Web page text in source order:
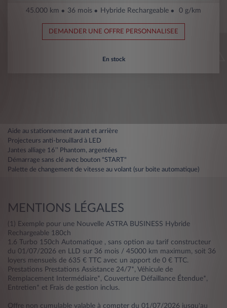
45.000 km 36 mois Hybride Rechargeable 0 g/km
DEMANDER UNE OFFRE PERSONNALISEE
En stock
Aide au stationnement avant et arrière
Projecteurs anti-brouillard à LED
Jantes alliage 16’’ Phantom, argentées
Démarrage sans clé avec bouton "START"
Palette de changement de vitesse au volant (sur boite automatique)
MENTIONS LÉGALES
(1) Exemple pour une Nouvelle ASTRA BUSINESS Hybride
Rechargeable 180ch
1.6 Turbo 150ch Automatique , sans option au tarif constructeur
du 01/07/2026 en LLD sur 36 mois / 45000 km maximum, soit 36
loyers mensuels de 635 € TTC avec un apport de 0 € TTC.
Prestations Prestations Assistance 24/7*, Véhicule de
Remplacement Intermédiaire*, Couverture Défaillance Étendue*,
Entretien* et Frais de gestion inclus.
Offre non cumulable valable à compter du 01/07/2026 jusqu'au